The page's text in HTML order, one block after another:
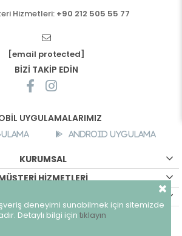
Hizmetleri: +90 212 505 55 77
[email protected]
BİZİ TAKİP EDİN
UYGULAMALARIMIZ
Android Uygulama
KURUMSAL
HİZMETLERİ
- Tüm hakları saklıdır.
deneyimi sunabilmek için sitemizde
Detaylı bilgi için tıklayın